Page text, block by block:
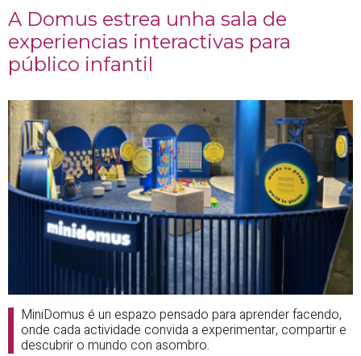
A Domus estrea unha sala de
experiencias interactivas para
público infantil
MiniDomus é un espazo pensado para aprender facendo,
onde cada actividade convida a experimentar, compartir e
descubrir o mundo con asombro.